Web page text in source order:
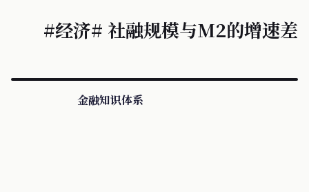
#经济# 社融规模与M2的增速差
金融知识体系